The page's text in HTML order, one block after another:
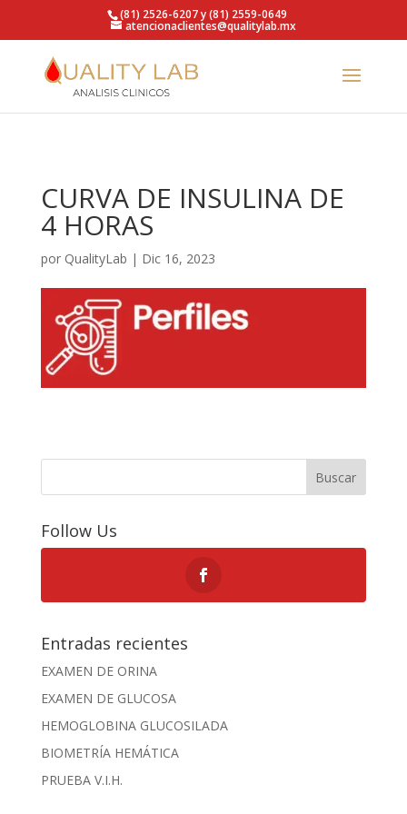
https://qualitylab.mx/(81) 2526-6207 y (81) 2559-0649
atencionaclientes@qualitylab.mx
CURVA DE INSULINA DE
4 HORAS
por QualityLab | Dic 16, 2023
Buscar
Follow Us
Entradas recientes
EXAMEN DE ORINA
EXAMEN DE GLUCOSA
HEMOGLOBINA GLUCOSILADA
BIOMETRÍA HEMÁTICA
PRUEBA V.I.H.